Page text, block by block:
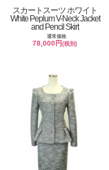
スカートスーツ ホワイト
White Peplum V-Neck Jacket
and Pencil Skirt
通常価格
78,000円(税別)